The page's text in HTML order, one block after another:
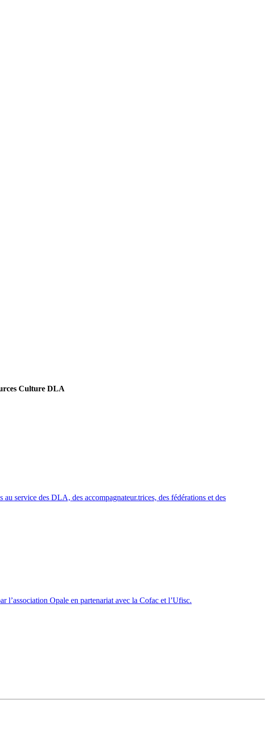
Culture DLA
service des DLA, des accompagnateur.trices, des fédérations et des
Opale en partenariat avec la Cofac et l’Ufisc.